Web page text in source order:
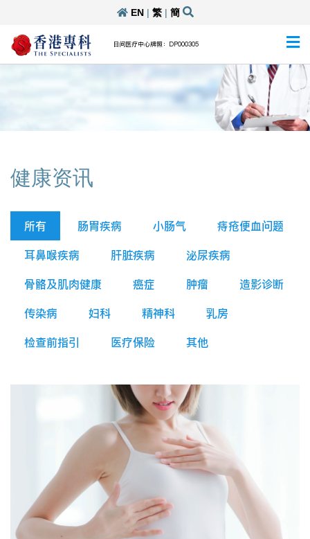
EN| 繁| 簡
日间医疗中心牌照：DP000305
健康资讯
所有 肠胃疾病 小肠气
痔疮便血问题
耳鼻喉疾病
肝脏疾病
泌尿疾病
骨骼及肌肉健康
癌症 肿瘤
造影诊断
传染病
妇科 精神科
乳房
检查前指引
医疗保险 其他